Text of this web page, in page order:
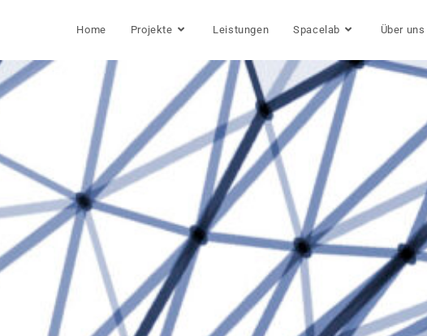
Home Projekte Leistungen Spacelab Über uns